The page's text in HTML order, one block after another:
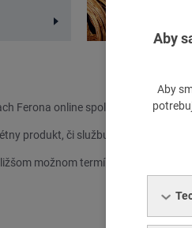
Ferona online spoločnosti FERONA
produkt, či službu, kontaktujte
možnom termíne.
Aby
Aby